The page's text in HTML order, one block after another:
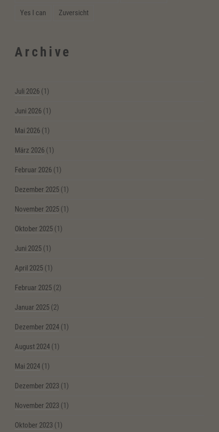
Yes I can Zuversicht
Archive
Juli 2026 (1)
Juni 2026 (1)
Mai 2026 (1)
März 2026 (1)
Februar 2026 (1)
Dezember 2025 (1)
November 2025 (1)
Oktober 2025 (1)
Juni 2025 (1)
April 2025 (1)
Februar 2025 (2)
Januar 2025 (2)
Dezember 2024 (1)
August 2024 (1)
Mai 2024 (1)
Dezember 2023 (1)
November 2023 (1)
Oktober 2023 (1)